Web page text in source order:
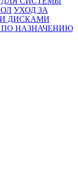
УХОД ЗА
ДИСКАМИ
ПО НАЗНАЧЕНИЮ